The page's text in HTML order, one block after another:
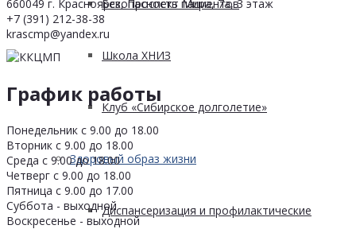
Безопасность пациентов
Школа ХНИЗ
Клуб «Сибирское долголетие»
Здоровый образ жизни
Диспансеризация и профилактические
660049 г. Красноярск, Проспект Мира, 7а, 3 этаж
+7 (391) 212-38-38
krascmp@yandex.ru
График работы
Понедельник с 9.00 до 18.00
Вторник с 9.00 до 18.00
Среда с 9.00 до 18.00
Четверг с 9.00 до 18.00
Пятница с 9.00 до 17.00
Суббота - выходной
Воскресенье - выходной